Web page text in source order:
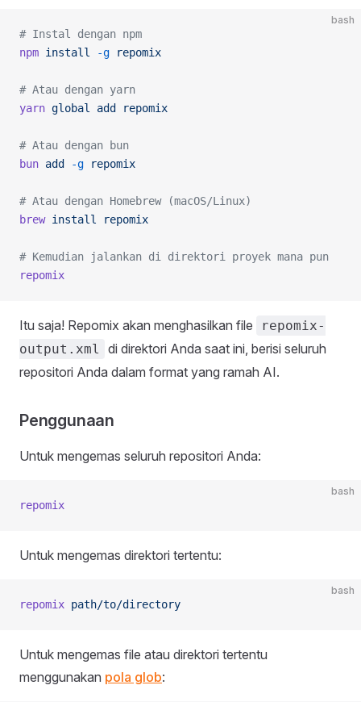
bash
# Instal dengan npm
npm install -g repomix
# Atau dengan yarn
yarn global add repomix
# Atau dengan bun
bun add -g repomix
# Atau dengan Homebrew (macOS/Linux)
brew install repomix
# Kemudian jalankan di direktori proyek mana pun
repomix
Itu saja! Repomix akan menghasilkan file
repomix-
output.xml
di direktori Anda saat ini, berisi seluruh
repositori Anda dalam format yang ramah AI.
Penggunaan
Untuk mengemas seluruh repositori Anda:
bash
repomix
Untuk mengemas direktori tertentu:
bash
repomix path/to/directory
Untuk mengemas file atau direktori tertentu
menggunakan pola glob: